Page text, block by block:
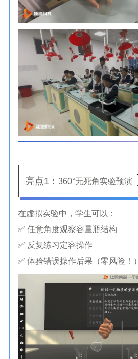
亮点1： 360°无死角实验预演
在虚拟实验中，学生可以：
✅ 任意角度观察容量瓶结构
✅ 反复练习定容操作
✅ 体验错误操作后果（零风险！）